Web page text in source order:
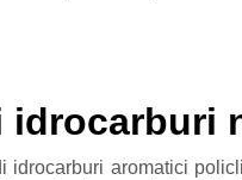
idrocarburi aromatici